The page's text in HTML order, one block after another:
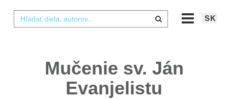
SK
Mučenie sv. Ján
Evanjelistu